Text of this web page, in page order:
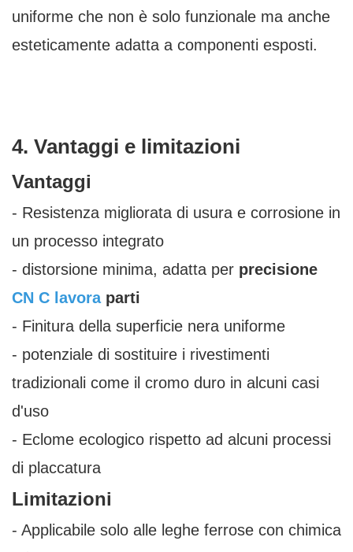
uniforme che non è solo funzionale ma anche
esteticamente adatta a componenti esposti.
4. Vantaggi e limitazioni
Vantaggi
- Resistenza migliorata di usura e corrosione in
un processo integrato
- distorsione minima, adatta per precisione
CN C lavora parti
- Finitura della superficie nera uniforme
- potenziale di sostituire i rivestimenti
tradizionali come il cromo duro in alcuni casi
d'uso
- Eclome ecologico rispetto ad alcuni processi
di placcatura
Limitazioni
- Applicabile solo alle leghe ferrose con chimica